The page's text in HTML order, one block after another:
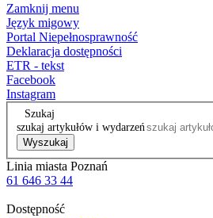
Zamknij menu
Język migowy
Portal Niepełnosprawność
Deklaracja dostępności
ETR - tekst
Facebook
Instagram
Szukaj
szukaj artykułów i wydarzeń
Wyszukaj
Linia miasta Poznań
61 646 33 44
Dostępność